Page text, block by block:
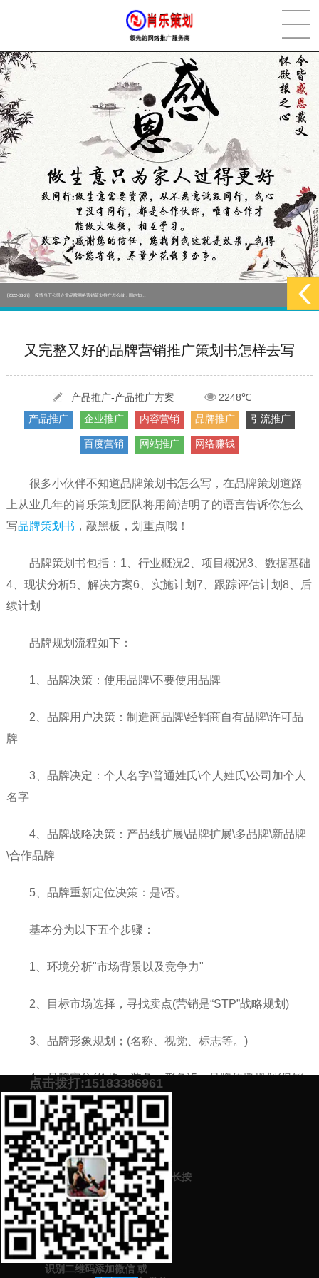
[2022-05-29] 实体门店如何做网络推广吸引客户，实体店网络营销技巧... 更多 >
[2022-05-04] 污水处理设备厂家产品如何做网络推广（污水处理项目网... 更多 >
[2022-03-27] 疫情当下公司企业品牌网络营销策划推广怎么做，国内知... 更多 >
[2022-05-29] 实体门店如何做网络推广吸引客户，实体店网络营销技巧...
疫情当下公司企业品牌网络营销策划推广怎么做，国内知...
又完整又好的品牌营销推广策划书怎样去写
产品推广-产品推广方案
2248℃
产品推广
企业推广 内容营销 品牌推广 引流推广
百度营销 网站推广 网络赚钱
很多小伙伴不知道品牌策划书怎么写，在品牌策划道路
上从业几年的肖乐策划团队将用简洁明了的语言告诉你怎么
写品牌策划书 ，敲黑板，划重点哦！
品牌策划书包括：1、行业概况2、项目概况3、数据基础
4、现状分析5、解决方案6、实施计划7、跟踪评估计划8、后
续计划
品牌规划流程如下：
1、品牌决策：使用品牌\不要使用品牌
2、品牌用户决策：制造商品牌\经销商自有品牌\许可品
牌
3、品牌决定：个人名字\普通姓氏\个人姓氏\公司加个人
名字
4、品牌战略决策：产品线扩展\品牌扩展\多品牌\新品牌
\合作品牌
5、品牌重新定位决策：是\否。
基本分为以下五个步骤：
1、环境分析"市场背景以及竞争力"
2、目标市场选择，寻找卖点(营销是“STP”战略规划)
3、品牌形象规划；(名称、视觉、标志等。)
4、品牌定位(价格、装备、形象)5。品牌传播规划(促销
形象定位、目标消费者定位、广告策略等)
预约营销老师 添加微信号：scyxch
案！
上一篇：品牌策划应该找怎样的公司或者团队
下一篇：百度首页推广多少钱（帮您快速提升网站排名）
猜你感兴趣的内容
点击拨打:15183386961
长按
识别二维码添加微信 或